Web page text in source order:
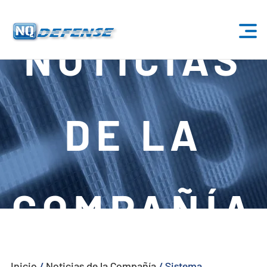
Inicio
Productos
- Sistema Anti-Dron
- - Sistema Anti-Dron Estacionario
- - - ND-BU001 Sistema Estándar Anti-Dron
- - - ND-BU002 Sistema Anti-Dron de Gama Alta
- - - ND-BU004 Sistema Anti-Dron de Seguridad de Base
NOTICIAS
DE LA
COMPAÑÍA